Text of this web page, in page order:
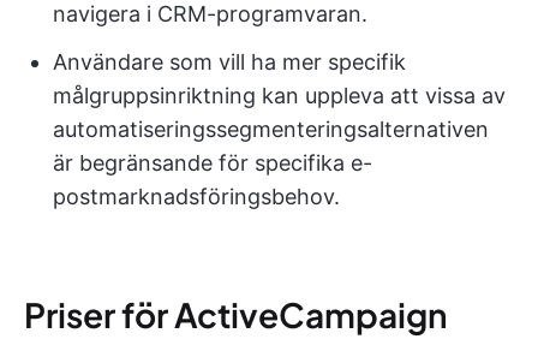
navigera i CRM-programvaran.
Användare som vill ha mer specifik
målgruppsinriktning kan uppleva att vissa av
automatiseringssegmenteringsalternativen
är begränsande för specifika e-
postmarknadsföringsbehov.
Priser för ActiveCampaign